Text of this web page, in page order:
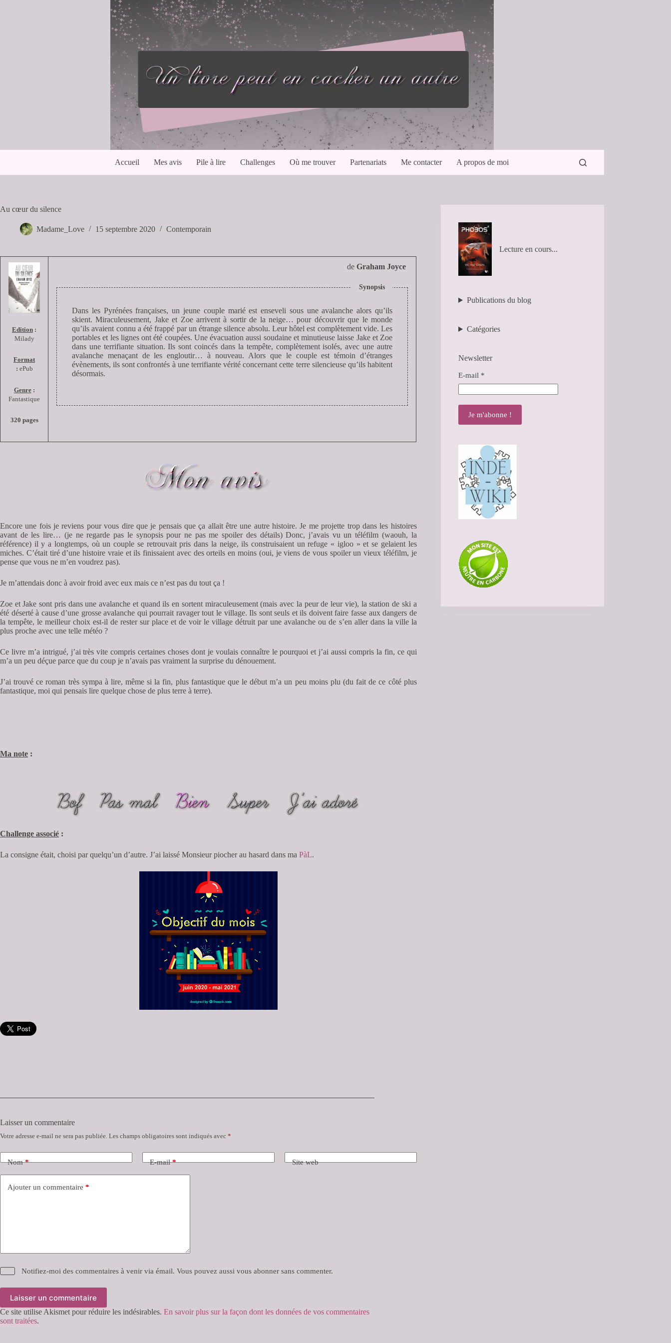
Accueil Mes avis Pile à lire Challenges Où me trouver Partenariats Me contacter A propos de moi
Au cœur du silence
Madame_Love 15 septembre 2020 Contemporain
Edition :
Milady
Format
: ePub
Genre:
Fantastique
320 pages
de Graham Joyce
Synopsis
Dans les Pyrénées françaises, un jeune couple marié est enseveli sous une avalanche alors qu’ils
skient. Miraculeusement, Jake et Zoe arrivent à sortir de la neige… pour découvrir que le monde
qu’ils avaient connu a été frappé par un étrange silence absolu. Leur hôtel est complètement vide. Les
portables et les lignes ont été coupées. Une évacuation aussi soudaine et minutieuse laisse Jake et Zoe
dans une terrifiante situation. Ils sont coincés dans la tempête, complètement isolés, avec une autre
avalanche menaçant de les engloutir… à nouveau. Alors que le couple est témoin d’étranges
évènements, ils sont confrontés à une terrifiante vérité concernant cette terre silencieuse qu’ils habitent
désormais.
Encore une fois je reviens pour vous dire que je pensais que ça allait être une autre histoire. Je me projette trop dans les histoires
avant de les lire… (je ne regarde pas le synopsis pour ne pas me spoiler des détails) Donc, j’avais vu un téléfilm (waouh, la
référence) il y a longtemps, où un couple se retrouvait pris dans la neige, ils construisaient un refuge « igloo » et se gelaient les
miches. C’était tiré d’une histoire vraie et ils finissaient avec des orteils en moins (oui, je viens de vous spoiler un vieux téléfilm, je
pense que vous ne m’en voudrez pas).
Je m’attendais donc à avoir froid avec eux mais ce n’est pas du tout ça !
Zoe et Jake sont pris dans une avalanche et quand ils en sortent miraculeusement (mais avec la peur de leur vie), la station de ski a
été déserté à cause d’une grosse avalanche qui pourrait ravager tout le village. Ils sont seuls et ils doivent faire fasse aux dangers de
la tempête, le meilleur choix est-il de rester sur place et de voir le village détruit par une avalanche ou de s’en aller dans la ville la
plus proche avec une telle météo ?
Ce livre m’a intrigué, j’ai très vite compris certaines choses dont je voulais connaître le pourquoi et j’ai aussi compris la fin, ce qui
m’a un peu déçue parce que du coup je n’avais pas vraiment la surprise du dénouement.
J’ai trouvé ce roman très sympa à lire, même si la fin, plus fantastique que le début m’a un peu moins plu (du fait de ce côté plus
fantastique, moi qui pensais lire quelque chose de plus terre à terre).
Ma note :
Challenge associé :
La consigne était, choisi par quelqu’un d’autre. J’ai laissé Monsieur piocher au hasard dans ma PàL.
Lecture en cours...
Publications du blog
Catégories
Newsletter
E-mail *
Laisser un commentaire
Votre adresse e-mail ne sera pas publiée. Les champs obligatoires sont indiqués avec *
Nom* E-mail* Site web
Ajouter un commentaire *
Notifiez-moi des commentaires à venir via émail. Vous pouvez aussivous abonner sans commenter.
Laisser un commentaire
Ce site utilise Akismet pour réduire les indésirables. En savoir plus sur la façon dont les données de vos commentaires
sont traitées.